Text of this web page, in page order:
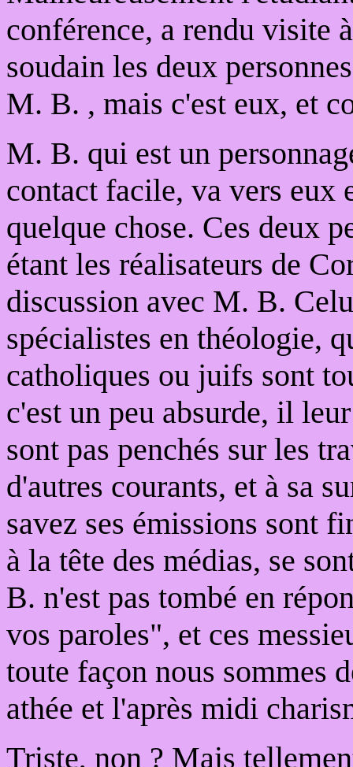
conférence, a rendu visite
soudain les deux
M. B. , mais c'est eux, et
M. B. qui est un
contact facile, va vers eux
quelque chose. Ces deux
étant les réalisateurs de
discussion avec M. B.
spécialistes en théologie,
catholiques ou juifs sont
c'est un peu absurde, il
sont pas penchés sur les
d'autres courants, et à sa
savez ses émissions sont
à la tête des médias, se
B. n'est pas tombé en
vos paroles", et ces
toute façon nous sommes
athée et l'après midi
Triste, non ? Mais